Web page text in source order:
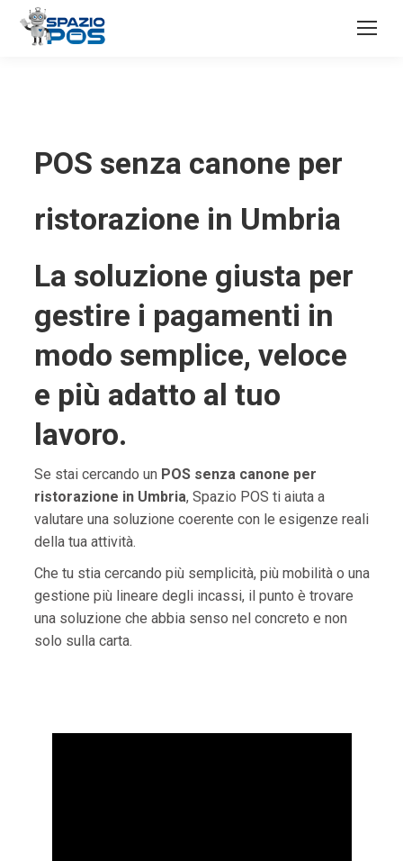
POS senza canone per
ristorazione in Umbria
La soluzione giusta per
gestire i pagamenti in
modo semplice, veloce
e più adatto al tuo
lavoro.
Se stai cercando un POS senza canone per
ristorazione in Umbria, Spazio POS ti aiuta a
valutare una soluzione coerente con le esigenze reali
della tua attività.
Che tu stia cercando più semplicità, più mobilità o una
gestione più lineare degli incassi, il punto è trovare
una soluzione che abbia senso nel concreto e non
solo sulla carta.